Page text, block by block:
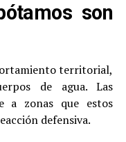
son
territorial,
de agua. Las
a zonas que estos
defensiva.